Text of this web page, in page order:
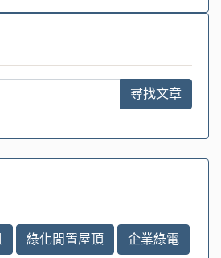
尋找文章
綠化閒置屋頂 企業綠電